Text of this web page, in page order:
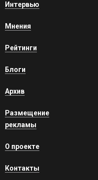
Интервью
Мнения
Рейтинги
Блоги
Архив
Размещение
рекламы
О проекте
Контакты